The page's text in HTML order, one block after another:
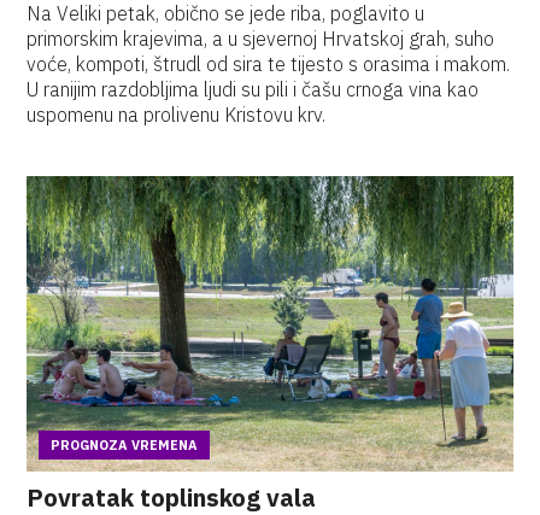
Na Veliki petak, obično se jede riba, poglavito u
primorskim krajevima, a u sjevernoj Hrvatskoj grah, suho
voće, kompoti, štrudl od sira te tijesto s orasima i makom.
U ranijim razdobljima ljudi su pili i čašu crnoga vina kao
uspomenu na prolivenu Kristovu krv.
PROGNOZA VREMENA
Povratak toplinskog vala